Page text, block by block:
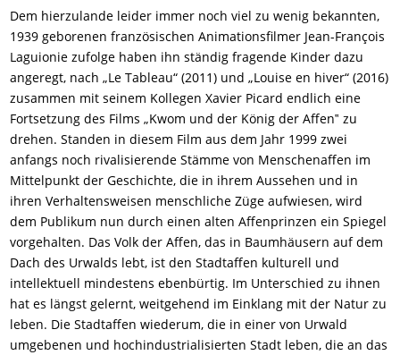
Dem hierzulande leider immer noch viel zu wenig bekannten,
1939 geborenen französischen Animationsfilmer Jean-François
Laguionie zufolge haben ihn ständig fragende Kinder dazu
angeregt, nach „Le Tableau“ (2011) und „Louise en hiver“ (2016)
zusammen mit seinem Kollegen Xavier Picard endlich eine
Fortsetzung des Films „Kwom und der König der Affen‟ zu
drehen. Standen in diesem Film aus dem Jahr 1999 zwei
anfangs noch rivalisierende Stämme von Menschenaffen im
Mittelpunkt der Geschichte, die in ihrem Aussehen und in
ihren Verhaltensweisen menschliche Züge aufwiesen, wird
dem Publikum nundurch einen alten Affenprinzen ein Spiegel
vorgehalten. Das Volk der Affen, das in Baumhäusern auf dem
Dach des Urwalds lebt, ist den Stadtaffen kulturell und
intellektuell mindestens ebenbürtig. Im Unterschied zu ihnen
hat es längst gelernt, weitgehend im Einklang mit der Natur zu
leben. DieStadtaffen wiederum, die in einer von Urwald
umgebenen und hochindustrialisierten Stadt leben, die an das